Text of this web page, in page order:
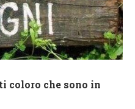
coloro che sono in